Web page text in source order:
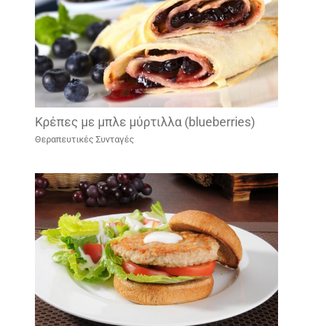
Κρέπες με μπλε μύρτιλλα (blueberries)
Θεραπευτικές Συνταγές